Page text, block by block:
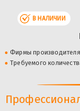
В НАЛИЧИИ
Фирмы производителя
Требуемого